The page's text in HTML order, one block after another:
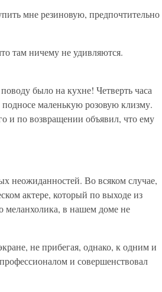
мне резиновую, предпочтительно
там ничему не удивляются.
было на кухне! Четверть часа
маленькую розовую клизму.
и по возвращении объявил, что ему
неожиданностей. Во всяком случае,
актере, который по выходе из
меланхолика, в нашем доме не
не прибегая, однако, к одним и
и совершенствовал